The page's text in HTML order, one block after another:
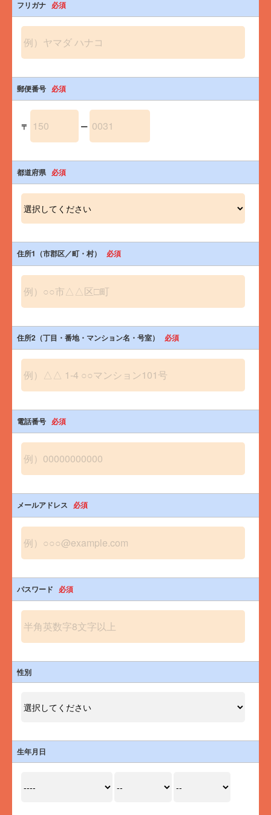
フリガナ 必須
郵便番号 必須
〒 ー
都道府県 必須
住所1（市郡区／町・村） 必須
住所2（丁目・番地・マンション名・号室） 必須
電話番号 必須
メールアドレス 必須
パスワード 必須
性別
生年月日